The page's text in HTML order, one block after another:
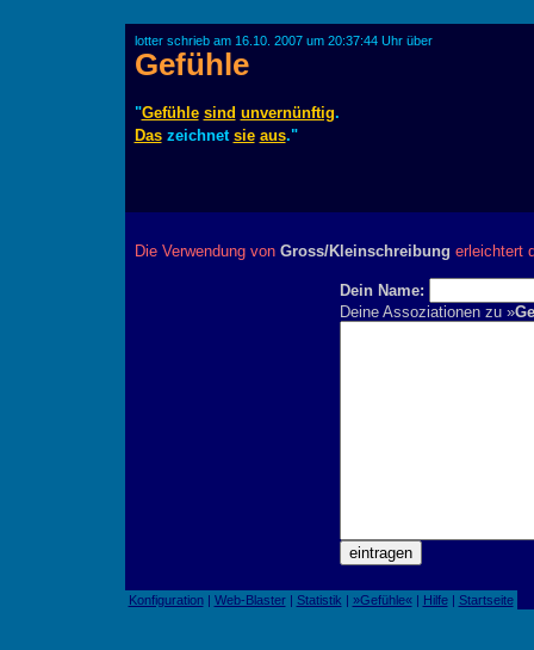
lotter schrieb am 16.10. 2007 um 20:37:44 Uhr über
Gefühle
"Gefühle sind unvernünftig.
Daszeichnet sie aus."
Die Verwendung von Gross/Kleinschreibung erleichtert
Dein Name:
Deine Assoziationen zu »
Konfiguration| Web-Blaster| Statistik | »Gefühle«| Hilfe| Startseite